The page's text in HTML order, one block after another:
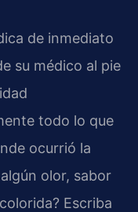
de inmediato
su médico al pie
todo lo que
ocurrió la
olor, sabor
Escriba